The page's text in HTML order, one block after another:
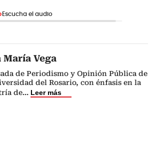
Escucha el audio
María Vega
de Periodismo y Opinión Pública de
del Rosario, con énfasis en la
de... Leer más